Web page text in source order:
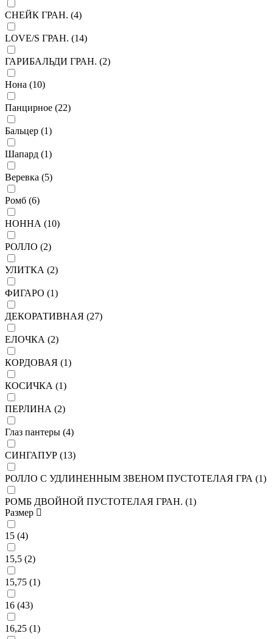
СНЕЙК ГРАН. (4)
LOVE/S ГРАН. (14)
ГАРИБАЛЬДИ ГРАН. (2)
Нона (10)
Панцирное (22)
Бальцер (1)
Шапард (1)
Веревка (5)
Ромб (6)
НОННА (10)
РОЛЛО (2)
УЛИТКА (2)
ФИГАРО (1)
ДЕКОРАТИВНАЯ (27)
ЕЛОЧКА (2)
КОРДОВАЯ (1)
КОСИЧКА (1)
ПЕРЛИНА (2)
Глаз пантеры (4)
СИНГАПУР (13)
РОЛЛО С УДЛИНЕННЫМ ЗВЕНОМ ПУСТОТЕЛАЯ ГРА (1)
РОМБ ДВОЙНОЙ ПУСТОТЕЛАЯ ГРАН. (1)
Размер
15 (4)
15,5 (2)
15,75 (1)
16 (43)
16,25 (1)